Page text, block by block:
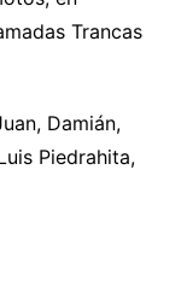
Trancas
Damián,
Piedrahita,